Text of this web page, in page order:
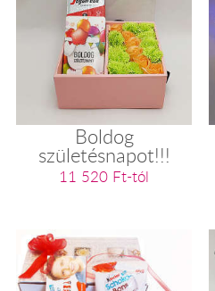
Boldog
születésnapot!!!
11 520 Ft-tól